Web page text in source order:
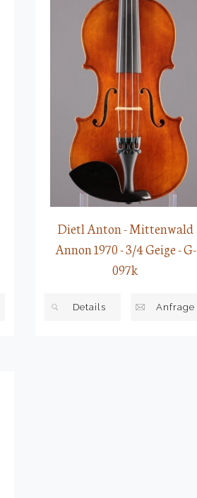
Dietl Anton - Mittenwald
Annon 1970 - 3/4 Geige - G-
097k
Details Anfrage